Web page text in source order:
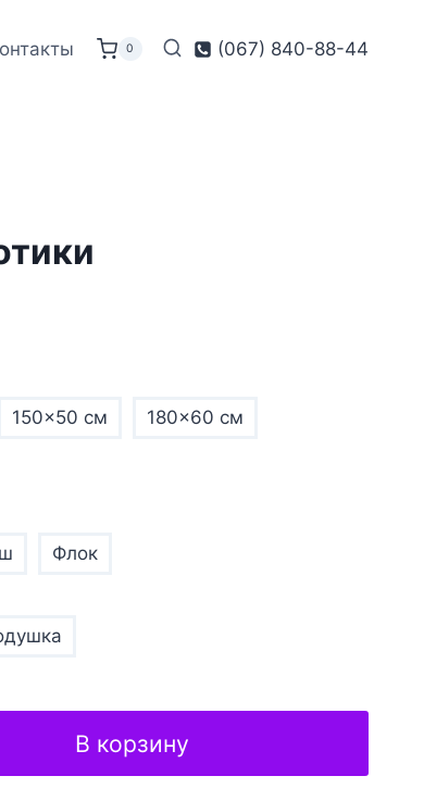
0 (067) 840-88-44
150×50 см 180×60 см
Флок
В корзину